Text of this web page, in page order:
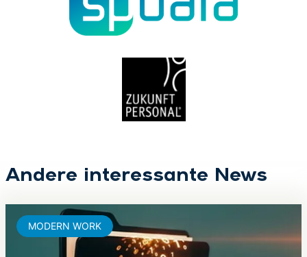
Andere interessante News
MODERN WORK